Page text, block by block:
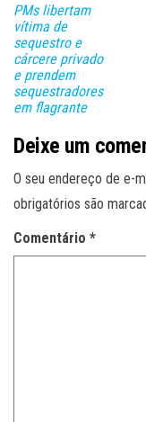
PMs libertam
vítima de
sequestro e
cárcere privado
e prendem
sequestradores
em flagrante
Deixe um
O seu endereço de e-
obrigatórios são
Comentário *